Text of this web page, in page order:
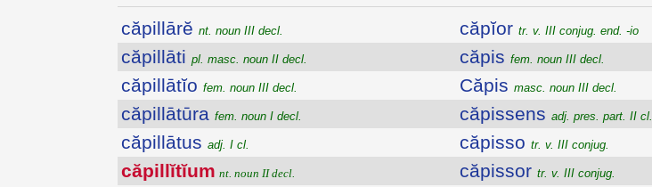
căpillārĕ nt. noun III decl.
căpillāti pl. masc. noun II decl.
căpillātĭo fem. noun III decl.
căpillātūra fem. noun I decl.
căpillātus adj. I cl.
căpillĭtĭum nt. noun II decl.
căpĭor tr. v. III conjug. end. -io
căpis fem. noun III decl.
Căpis masc. noun III decl.
căpissens adj. pres. part. II cl.
căpisso tr. v. III conjug.
căpissor tr. v. III conjug.